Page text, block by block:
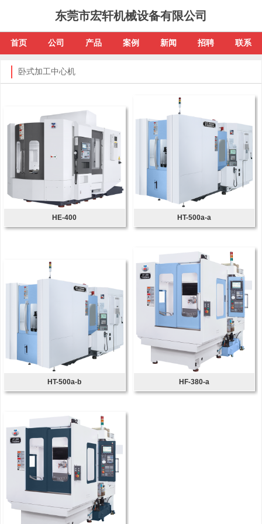
东莞市宏轩机械设备有限公司
首页 公司 产品 案例 新闻 招聘 联系
卧式加工中心机
HE-400 HT-500a-a
HT-500a-b HF-380-a